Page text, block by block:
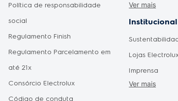
Política de responsabilidade
social
Regulamento Finish
Regulamento Parcelamento em
até 21x
Consórcio Electrolux
Código de conduta
Meu produto
Como fico
pagamento do
aprovado?
Agendamento
Ver mais
Institucional
Lojas
Imprensa
Fornecedores
Ver mais